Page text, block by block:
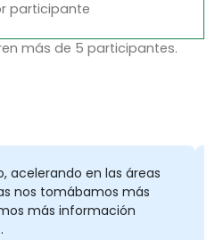
participante
más de 5 participantes.
acelerando en las áreas
nos tomábamos más
más información